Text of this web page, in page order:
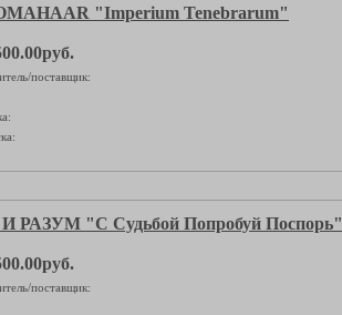
"Imperium Tenebrarum"
поставщик:
РАЗУМ "С Судьбой Попробуй Поспорь"
поставщик: